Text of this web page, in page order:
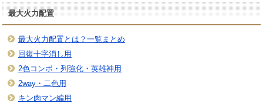
最大火力配置
最大火力配置とは？一覧まとめ
回復十字消し用
2色コンボ・列強化・英雄神用
2way・二色用
キン肉マン編用